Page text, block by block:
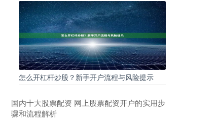
怎么开杠杆炒股？新手开户流程与风险提示
国内十大股票配资 网上股票配资开户的实用步
骤和流程解析